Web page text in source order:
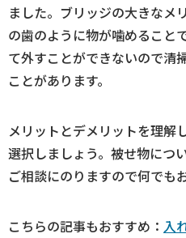
ました。ブリッジの大きなメ
の歯のように物が噛めること
て外すことができないので清
ことがあります。
メリットとデメリットを理解
選択しましょう。被せ物につ
ご相談にのりますので何でも
こちらの記事もおすすめ： 入